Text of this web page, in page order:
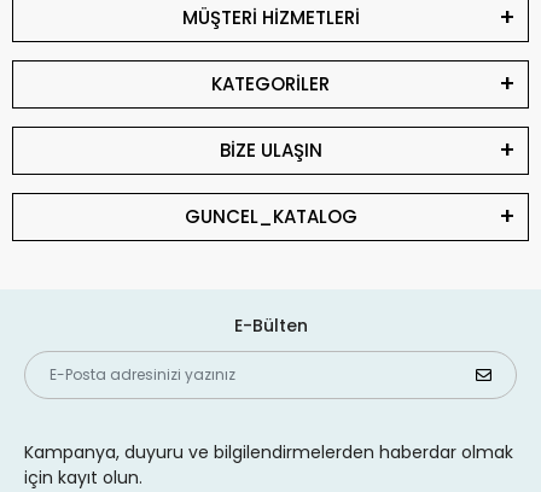
MÜŞTERİ HİZMETLERİ
KATEGORİLER
BİZE ULAŞIN
GUNCEL_KATALOG
E-Bülten
Kampanya, duyuru ve bilgilendirmelerden haberdar olmak
için kayıt olun.